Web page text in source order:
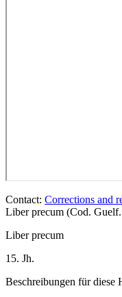
Contact: Corrections and
Liber precum (Cod.
Liber precum
15. Jh.
Beschreibungen für diese